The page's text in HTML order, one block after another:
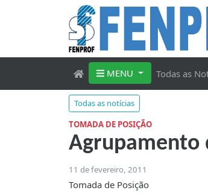
MENU Todas as
Todas as notícias
TOMADA DE POSIÇÃO
Agrupamento
11 de fevereiro, 2011
Tomada de Posição